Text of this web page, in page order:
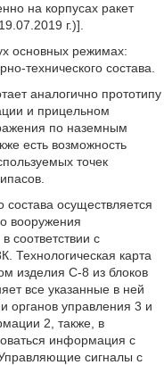
на корпусах ракет
г.)].
основных режимах:
технического состава.
аналогично прототипу
и прицельном
по наземным
есть возможность
точек
осуществляется
вооружения
соответствии с
Технологическая карта
изделия С-8 из блоков
все указанные в ней
органов управления 3 и
2, также, в
информация с
сигналы с